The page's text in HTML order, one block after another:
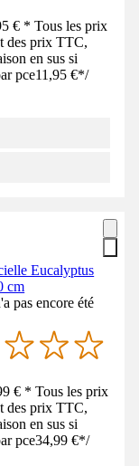
€ * Tous les prix
des prix TTC,
en sus si
pce11,95 €*/
Eucalyptus
cm
pas encore été
€ * Tous les prix
des prix TTC,
en sus si
pce34,99 €*/